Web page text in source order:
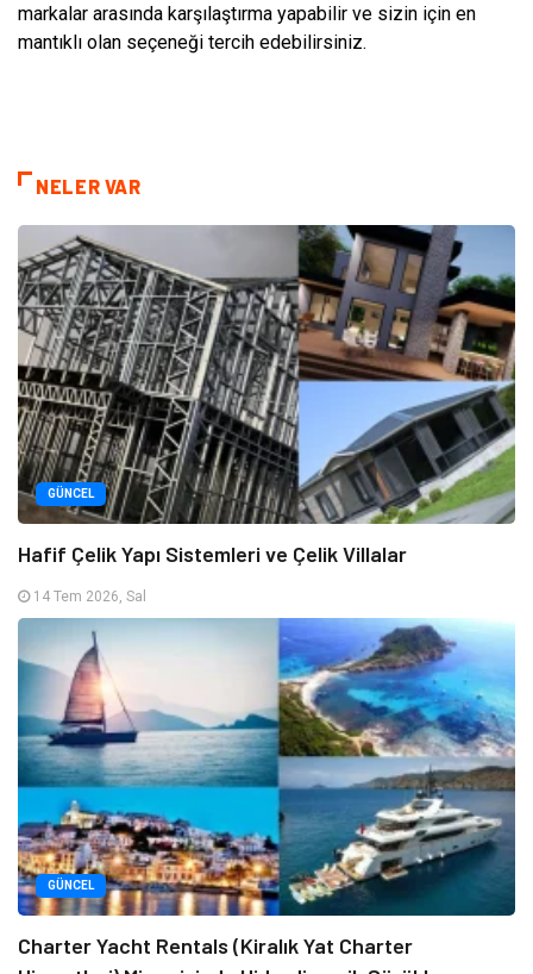
markalar arasında karşılaştırma yapabilir ve sizin için en
mantıklı olan seçeneği tercih edebilirsiniz.
NELER VAR
GÜNCEL
Hafif Çelik Yapı Sistemleri ve Çelik Villalar
14 Tem 2026, Sal
GÜNCEL
Charter Yacht Rentals (Kiralık Yat Charter